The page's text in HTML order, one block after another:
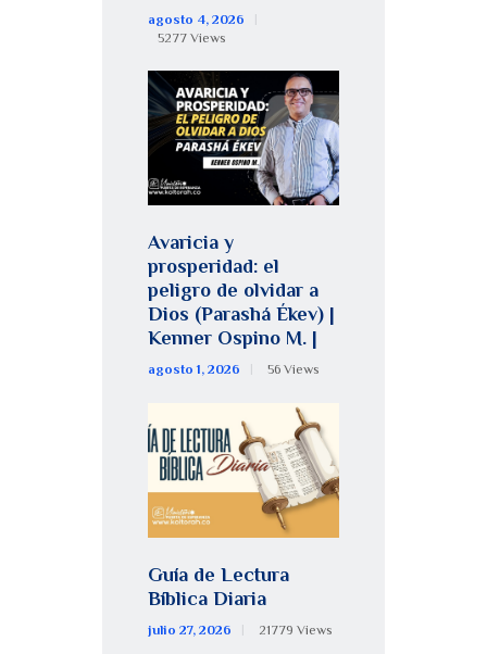
agosto 4, 2026
5277 Views
Avaricia y
prosperidad: el
peligro de olvidar a
Dios (Parashá Ékev) |
Kenner Ospino M. |
agosto 1, 2026 56 Views
Guía de Lectura
Bíblica Diaria
julio 27, 2026 21779 Views